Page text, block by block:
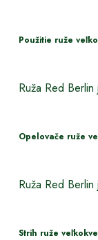
Použitie ruže
Ruža Red
Opelovače ruže
Ruža Red
Strih ruže